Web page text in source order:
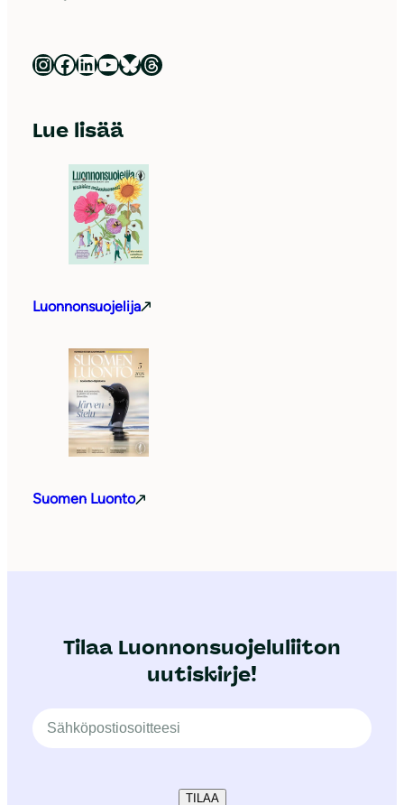
Luonnonsuojeluliitto Instagramissa Luonnonsuojeluliitto Facebookissa Luonnonsuojeluliitto LinkedInissä Luonnonsuojeluliiton YouTube-kanava Luonnonsuojeluliitto Blueskyssa Luonnonsuojeluliitto Threadsissa
Lue lisää
Luonnonsuojelija
Suomen Luonto
Tilaa Luonnonsuojeluliiton
uutiskirje!
TILAA